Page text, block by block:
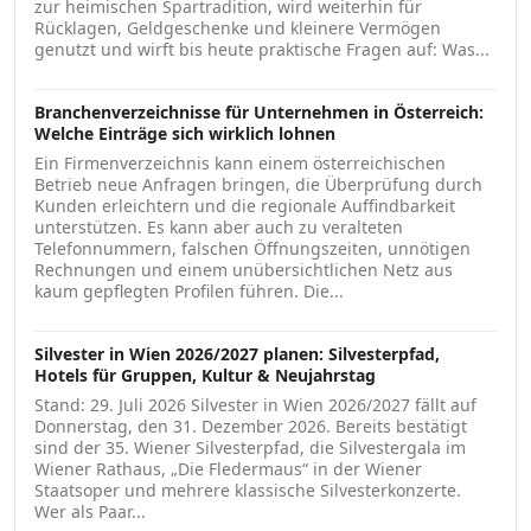
zur heimischen Spartradition, wird weiterhin für
Rücklagen, Geldgeschenke und kleinere Vermögen
genutzt und wirft bis heute praktische Fragen auf: Was...
Branchenverzeichnisse für Unternehmen in Österreich:
Welche Einträge sich wirklich lohnen
Ein Firmenverzeichnis kann einem österreichischen
Betrieb neue Anfragen bringen, die Überprüfung durch
Kunden erleichtern und die regionale Auffindbarkeit
unterstützen. Es kann aber auch zu veralteten
Telefonnummern, falschen Öffnungszeiten, unnötigen
Rechnungen und einem unübersichtlichen Netz aus
kaum gepflegten Profilen führen. Die...
Silvester in Wien 2026/2027 planen: Silvesterpfad,
Hotels für Gruppen, Kultur & Neujahrstag
Stand: 29. Juli 2026 Silvester in Wien 2026/2027 fällt auf
Donnerstag, den 31. Dezember 2026. Bereits bestätigt
sind der 35. Wiener Silvesterpfad, die Silvestergala im
Wiener Rathaus, „Die Fledermaus“ in der Wiener
Staatsoper und mehrere klassische Silvesterkonzerte.
Wer als Paar...